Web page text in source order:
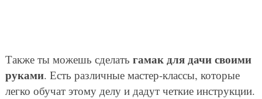
Также ты можешь сделать гамак для дачи своими
руками. Есть различные мастер-классы, которые
легко обучат этому делу и дадут четкие инструкции.